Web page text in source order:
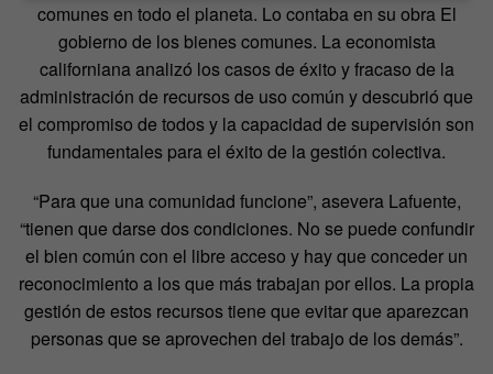
comunes en todo el planeta. Lo contaba en su obra El
gobierno de los bienes comunes. La economista
californiana analizó los casos de éxito y fracaso de la
administración de recursos de uso común y descubrió que
el compromiso de todos y la capacidad de supervisión son
fundamentales para el éxito de la gestión colectiva.
“Para que una comunidad funcione”, asevera Lafuente,
“tienen que darse dos condiciones. No se puede confundir
el bien común con el libre acceso y hay que conceder un
reconocimiento a los que más trabajan por ellos. La propia
gestión de estos recursos tiene que evitar que aparezcan
personas que se aprovechen del trabajo de los demás”.